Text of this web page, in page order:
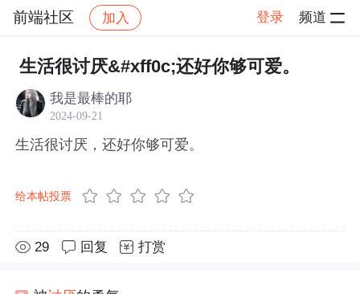
前端社区 加入 登录 频道
社区 前端社区 感慨 帖子详情
生活很讨厌&#xff0c;还好你够可爱。
我是最棒的耶
2024-09-21
生活很讨厌，还好你够可爱。
给本帖投票
29 回复 打赏